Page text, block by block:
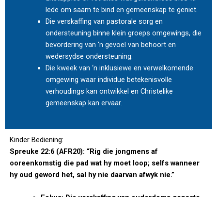
lede om saam te bind en gemeenskap te geniet.
Die verskaffing van pastorale sorg en
ondersteuning binne klein groeps omgewings, die
bevordering van ‘n gevoel van behoort en
wedersydse ondersteuning.
Die kweek van ‘n inklusiewe en verwelkomende
omgewing waar individue betekenisvolle
verhoudings kan ontwikkel en Christelike
gemeenskap kan ervaar.
Kinder Bediening:
Spreuke 22:6 (AFR20): “Rig die jongmens af
ooreenkomstig die pad wat hy moet loop; selfs wanneer
hy oud geword het, sal hy nie daarvan afwyk nie.”